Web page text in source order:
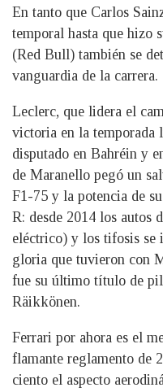
En tanto que Carlos
temporal hasta que hizo
(Red Bull) también se
vanguardia de la carrera.
Leclerc, que lidera el
victoria en la temporada
disputado en Bahréin y
de Maranello pegó un
F1-75 y la potencia de
R: desde 2014 los autos
eléctrico) y los tifosis se
gloria que tuvieron con
fue su último título de
Räikkönen.
Ferrari por ahora es el
flamante reglamento de
ciento el aspecto